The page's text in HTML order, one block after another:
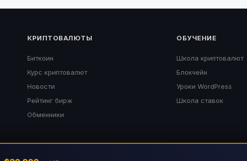
КРИПТОВАЛЮТЫ
Биткоин
Курс криптовалют
Новости
Рейтинг бирж
Обменники
ОБУЧЕНИЕ
Школа криптовалют
Блокчейн
Уроки WordPress
Школа ставок